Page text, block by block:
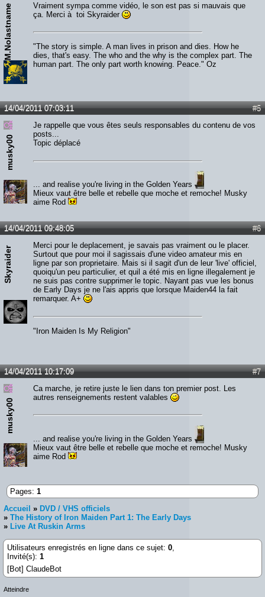
M.Nolastname
Vraiment sympa comme vidéo, le son est pas si mauvais que
ça. Merci à toi Skyraider
"The story is simple. A man lives in prison and dies. How he
dies, that's easy. The who and the why is the complex part. The
human part. The only part worth knowing. Peace." Oz
#5
14/04/2011 07:03:11
musky00
Je rappelle que vous êtes seuls responsables du contenu de vos
posts...
Topic déplacé
... and realise you're living in the Golden Years
Mieux vaut être belle et rebelle que moche et remoche! Musky
aime Rod
#6
14/04/2011 09:48:05
Skyraider
Merci pour le deplacement, je savais pas vraiment ou le placer.
Surtout que pour moi il sagissais d'une video amateur mis en
ligne par son proprietaire. Mais si il sagit d'un de leur 'live' officiel,
quoiqu'un peu particulier, et quil a été mis en ligne illegalement je
ne suis pas contre supprimer le topic. Nayant pas vue les bonus
de Early Days je ne l'ais appris que lorsque Maiden44 la fait
remarquer. A+
"Iron Maiden Is My Religion"
#7
14/04/2011 10:17:09
musky00
Ca marche, je retire juste le lien dans ton premier post. Les
autres renseignements restent valables
... and realise you're living in the Golden Years
Mieux vaut être belle et rebelle que moche et remoche! Musky
aime Rod
Pages: 1
Accueil » DVD / VHS officiels
» The History of Iron Maiden Part 1: The Early Days
» Live At Ruskin Arms
Utilisateurs enregistrés en ligne dans ce sujet: 0
Invité(s): 1
[Bot] ClaudeBot
Atteindre